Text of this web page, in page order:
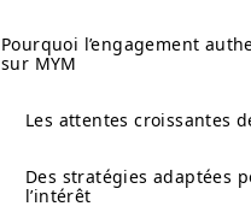
Pourquoi l’engagement
sur MYM
Les attentes croissantes
Des stratégies adaptées
l’intérêt